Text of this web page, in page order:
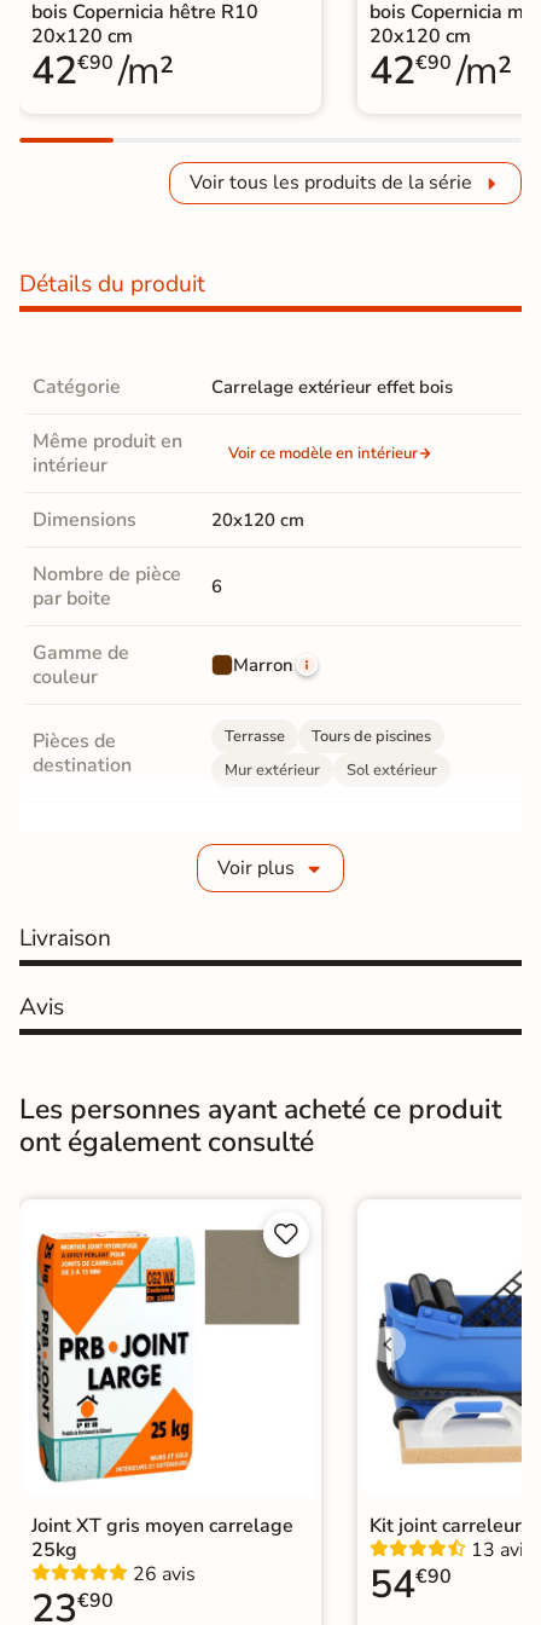
bois Copernicia hêtre R10
20x120 cm
42€90 /m²
bois Copernicia
20x120 cm
42€90 /m²
Voir tous les produits de la série
Détails du produit
Catégorie Carrelage extérieur effet bois
Même produit en
intérieur
Voir ce modèle en intérieur
Dimensions 20x120 cm
Nombre de pièce
par boite
6
Gamme de
couleur
Marron
Pièces de
destination
Terrasse
Tours de piscines
Mur extérieur
Sol extérieur
10 mm
Coefficient
antidérapant
Coefficient
antidérapant
B
Résistance à
l'usure
GR5 - Ultra-résistant
Bords rectifié
Finition
Surface
Résistant au Gel
Conditionnement
Choix 1er Choix
Pose
Voir plus
Livraison
Avis
Les personnes ayant acheté ce produit
ont également consulté


Joint XT gris moyen carrelage
25kg
26 avis
23€90
Kit joint carreleur
13 avis
54€90